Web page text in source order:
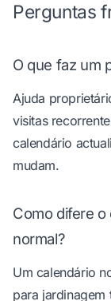
Perguntas
O que faz um
Ajuda
visitas
calendário
mudam.
Como difere
normal?
Um calendário
para jardinagem